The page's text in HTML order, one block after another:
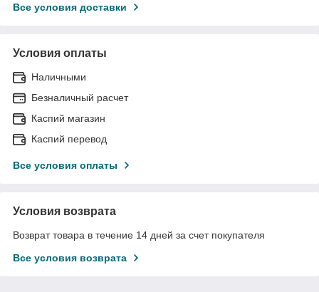
Все условия доставки
Условия оплаты
Наличными
Безналичный расчет
Каспий магазин
Каспий перевод
Все условия оплаты
Условия возврата
Возврат товара в течение 14 дней за счет покупателя
Все условия возврата